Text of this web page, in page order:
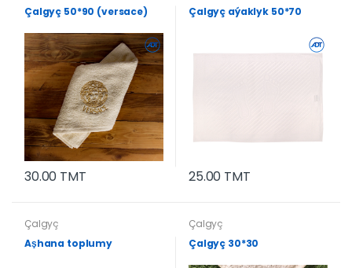
Çalgyç 50*90 (versace)
30.00 TMT
Çalgyç aýaklyk 50*70
25.00 TMT
Çalgyç
Aşhana toplumy
Çalgyç
Çalgyç 30*30